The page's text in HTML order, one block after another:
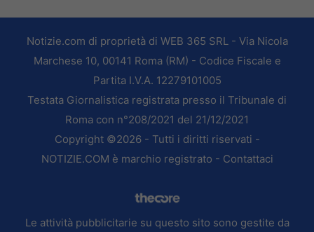
Notizie.com di proprietà di WEB 365 SRL - Via Nicola
Marchese 10, 00141 Roma (RM) - Codice Fiscale e
Partita I.V.A. 12279101005
Testata Giornalistica registrata presso il Tribunale di
Roma con n°208/2021 del 21/12/2021
Copyright ©2026 - Tutti i diritti riservati -
NOTIZIE.COM è marchio registrato - Contattaci
Le attività pubblicitarie su questo sito sono gestite da